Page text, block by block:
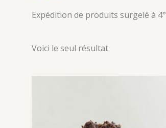
Expédition de produits surgelé à 4°
Voici le seul résultat